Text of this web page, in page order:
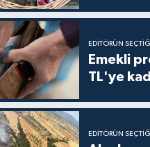
EDITÖRÜN SEÇTIĞI
Emekli
TL'ye
EDITÖRÜN SEÇTIĞI